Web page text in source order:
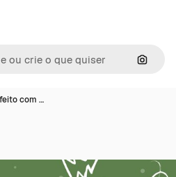
com …